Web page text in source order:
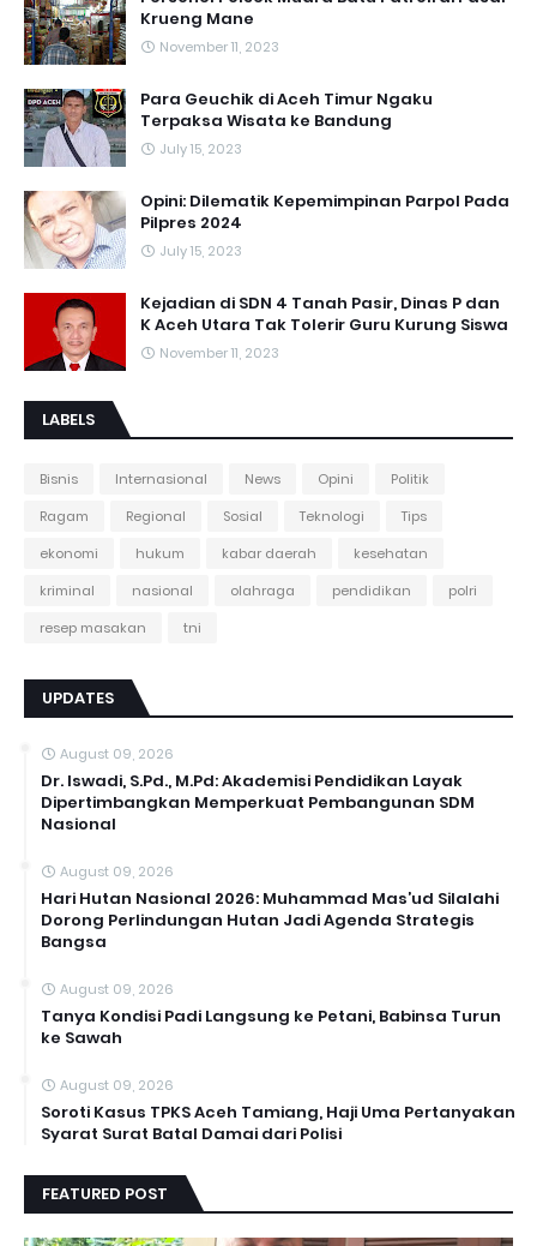
Krueng Mane
November 11, 2023
Para Geuchik di Aceh Timur Ngaku
Terpaksa Wisata ke Bandung
July 15, 2023
Opini: Dilematik Kepemimpinan Parpol Pada
Pilpres 2024
July 15, 2023
Kejadian di SDN 4 Tanah Pasir, Dinas P dan
K Aceh Utara Tak Tolerir Guru Kurung Siswa
November 11, 2023
LABELS
Bisnis Internasional News Opini
Politik
Ragam
Regional Sosial Teknologi
Tips
ekonomi
hukum kabar daerah
kesehatan
kriminal
nasional olahraga pendidikan
polri
resep masakan
tni
UPDATES
August 09, 2026
Dr. Iswadi, S.Pd., M.Pd: Akademisi Pendidikan Layak
Dipertimbangkan Memperkuat Pembangunan SDM
Nasional
August 09, 2026
Hari Hutan Nasional 2026: Muhammad Mas’ud Silalahi
Dorong Perlindungan Hutan Jadi Agenda Strategis
Bangsa
August 09, 2026
Tanya Kondisi Padi Langsung ke Petani, Babinsa Turun
ke Sawah
August 09, 2026
Soroti Kasus TPKS Aceh Tamiang, Haji Uma Pertanyakan
Syarat Surat Batal Damai dari Polisi
FEATURED POST